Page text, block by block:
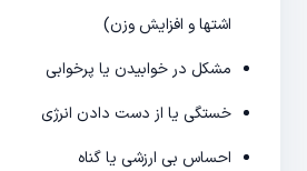
اشتها و افزایش وزن)
مشکل در خوابیدن یا پرخوابی
خستگی یا از دست دادن انرژی
احساس بی ارزشی یا گناه